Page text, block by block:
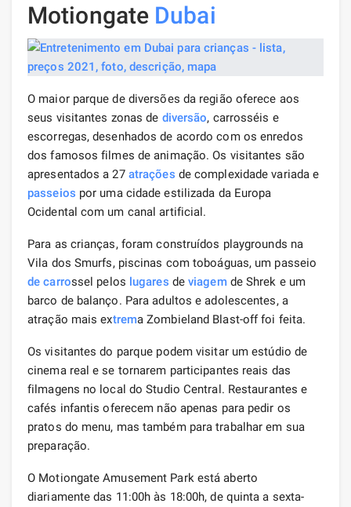
Motiongate Dubai
O maior parque de diversões da região oferece aos
seus visitantes zonas de diversão, carrosséis e
escorregas, desenhados de acordo com os enredos
dos famosos filmes de animação. Os visitantes são
apresentados a 27 atrações de complexidade variada e
passeios por uma cidade estilizada da Europa
Ocidental com um canal artificial.
Para as crianças, foram construídos playgrounds na
Vila dos Smurfs, piscinas com toboáguas, um passeio
de carrossel pelos lugares deviagemde Shrek e um
barco de balanço. Para adultos e adolescentes, a
atração mais extrema Zombieland Blast-off foi feita.
Os visitantes do parque podem visitar um estúdio de
cinema real e se tornarem participantes reais das
filmagens no local do Studio Central. Restaurantes e
cafés infantis oferecem não apenas para pedir os
pratos do menu, mas também para trabalhar em sua
preparação.
O Motiongate Amusement Park está aberto
diariamente das 11:00h às 18:00h, de quinta a sexta-